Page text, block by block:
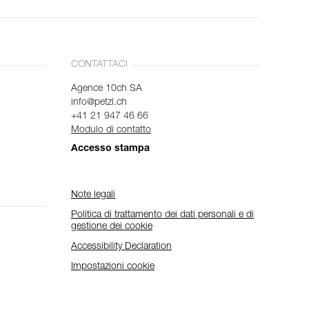
CONTATTACI
Agence 10ch SA
info@petzl.ch
+41 21 947 46 66
Modulo di contatto
Accesso stampa
Note legali
Politica di trattamento dei dati personali e di
gestione dei cookie
Accessibility Declaration
Impostazioni cookie